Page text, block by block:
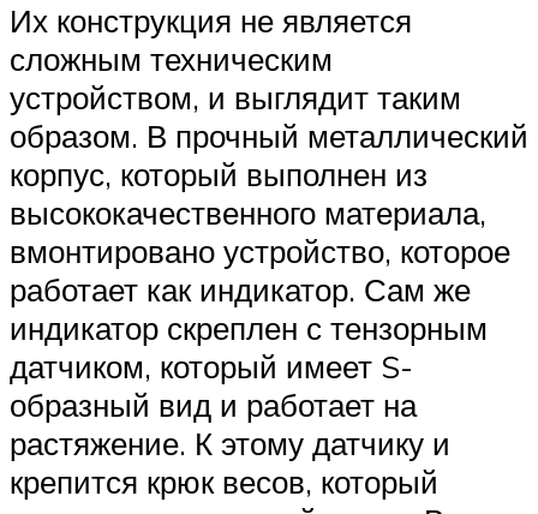
Их конструкция не является
сложным техническим
устройством, и выглядит таким
образом. В прочный металлический
корпус, который выполнен из
высококачественного материала,
вмонтировано устройство, которое
работает как индикатор. Сам же
индикатор скреплен с тензорным
датчиком, который имеет S-
образный вид и работает на
растяжение. К этому датчику и
крепится крюк весов, который